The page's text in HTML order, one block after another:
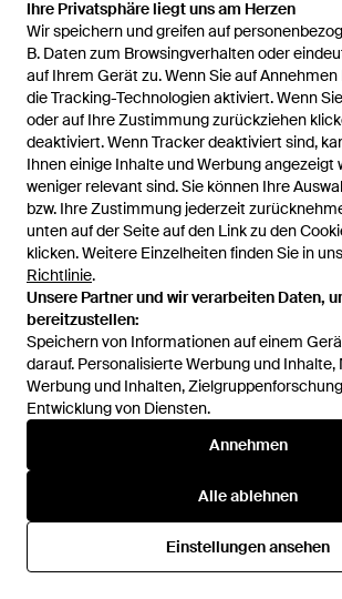
Ihre Privatsphäre liegt uns am Herzen
Wir speichern und greifen auf
B. Daten zum Browsingverhalten oder
auf Ihrem Gerät zu. Wenn Sie auf
die Tracking-Technologien aktiviert. Wenn
oder auf Ihre Zustimmung zurückziehen
deaktiviert. Wenn Tracker deaktiviert sind,
Ihnen einige Inhalte und Werbung angezeigt
weniger relevant sind. Sie können Ihre
bzw. Ihre Zustimmung jederzeit
unten auf der Seite auf den Link zu den
klicken. Weitere Einzelheiten finden Sie in
Richtlinie.
Unsere Partner und wir verarbeiten Daten,
bereitzustellen:
Speichern von Informationen auf einem
darauf. Personalisierte Werbung und Inhalte,
Werbung und Inhalten,
Entwicklung von Diensten.
Annehmen
Alle ablehnen
Einstellungen ansehen
Ihre Privatsphäre liegt uns am Herzen
Wir speichern und greifen auf
B. Daten zum Browsingverhalten oder
auf Ihrem Gerät zu. Wenn Sie auf
die Tracking-Technologien aktiviert. Wenn
oder auf Ihre Zustimmung zurückziehen
deaktiviert. Wenn Tracker deaktiviert sind,
Ihnen einige Inhalte und Werbung angezeigt
weniger relevant sind. Sie können Ihre
bzw. Ihre Zustimmung jederzeit
unten auf der Seite auf den Link zu den
klicken. Weitere Einzelheiten finden Sie in
Richtlinie.
Unsere Partner und wir verarbeiten Daten,
bereitzustellen:
Speichern von Informationen auf einem
darauf. Personalisierte Werbung und Inhalte,
Werbung und Inhalten,
Entwicklung von Diensten.
Annehmen
Alle ablehnen
Einstellungen ansehen
15,99 €14,39 €
Men Plus
Shirt - Blau
VonABOUT YOU
SALE
27,99 €
Men Plus
Shirt - Gelb
Von
SALE
Unterhemd